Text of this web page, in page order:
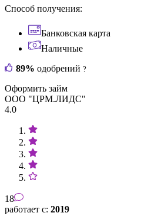
Способ получения:
Банковская карта
Наличные
89% одобрений ?
Оформить займ
ООО "ЦРМ.ЛИДС"
4.0
18
работает с: 2019